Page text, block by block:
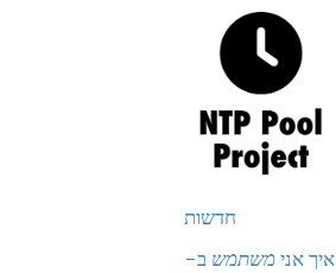
חדשות
איך אנימשתמש ב-